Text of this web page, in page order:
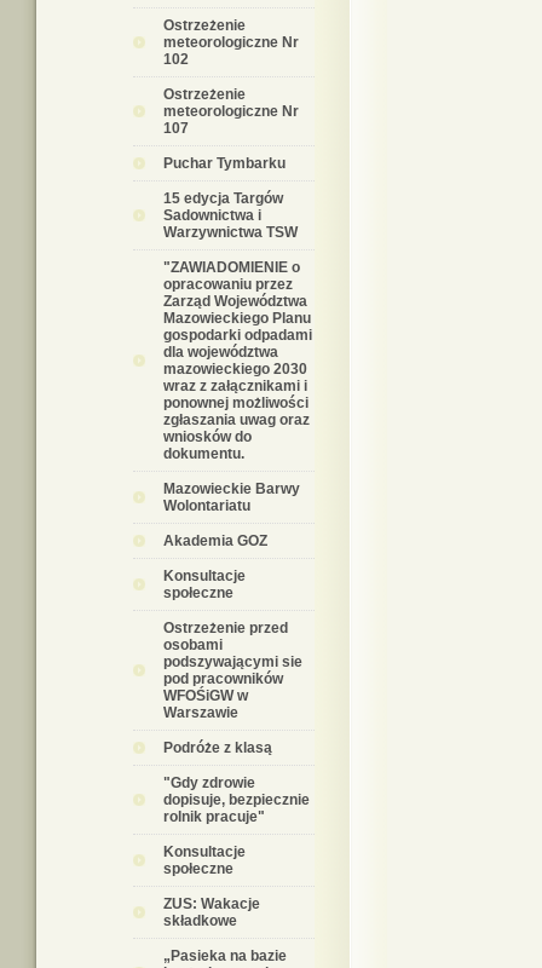
Ostrzeżenie
meteorologiczne Nr
102
Ostrzeżenie
meteorologiczne Nr
107
Puchar Tymbarku
15 edycja Targów
Sadownictwa i
Warzywnictwa TSW
"ZAWIADOMIENIE o
opracowaniu przez
Zarząd Województwa
Mazowieckiego Planu
gospodarki odpadami
dla województwa
mazowieckiego 2030
wraz z załącznikami i
ponownej możliwości
zgłaszania uwag oraz
wniosków do
dokumentu.
Mazowieckie Barwy
Wolontariatu
Akademia GOZ
Konsultacje
społeczne
Ostrzeżenie przed
osobami
podszywającymi sie
pod pracowników
WFOŚiGW w
Warszawie
Podróże z klasą
"Gdy zdrowie
dopisuje, bezpiecznie
rolnik pracuje"
Konsultacje
społeczne
ZUS: Wakacje
składkowe
„Pasieka na bazie